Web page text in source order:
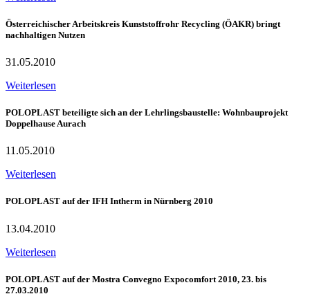
Österreichischer Arbeitskreis Kunststoffrohr Recycling (ÖAKR) bringt
nachhaltigen Nutzen
31.05.2010
Weiterlesen
POLOPLAST beteiligte sich an der Lehrlingsbaustelle: Wohnbauprojekt
Doppelhause Aurach
11.05.2010
Weiterlesen
POLOPLAST auf der IFH Intherm in Nürnberg 2010
13.04.2010
Weiterlesen
POLOPLAST auf der Mostra Convegno Expocomfort 2010, 23. bis
27.03.2010